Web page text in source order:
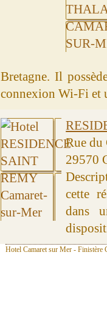
Bretagne. Il
connexion Wi-Fi et
Rue du
29570
cette
dans
Hotel Camaret sur Mer - Finistère